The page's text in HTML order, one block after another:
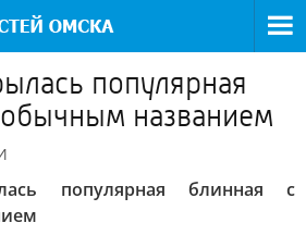
популярная
названием
популярная блинная с